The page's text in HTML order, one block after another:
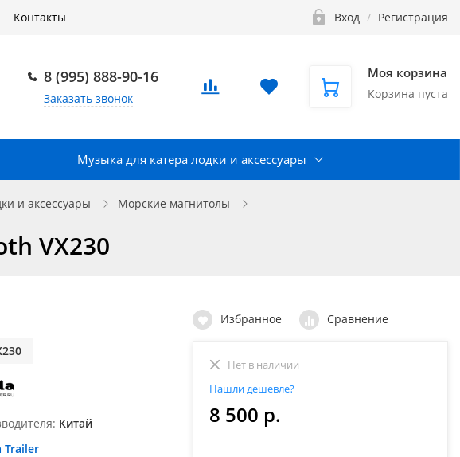
Контакты Вход / Регистрация
8 (995) 888-90-16
Заказать звонок
Моя корзина
Корзина пуста
Музыка для катера лодки и аксессуары
и аксессуары
Морские магнитолы
VX230
Китай
Trailer
Избранное Сравнение
Нет в наличии
Нашли дешевле?
8 500 р.